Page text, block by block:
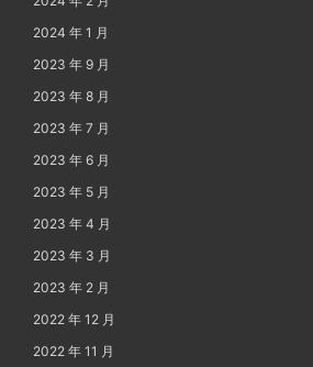
2024 年 1 月
2023 年 9 月
2023 年 8 月
2023 年 7 月
2023 年 6 月
2023 年 5 月
2023 年 4 月
2023 年 3 月
2023 年 2 月
2022 年 12 月
2022 年 11 月